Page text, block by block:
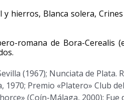
hierros, Blanca solera,
romana de Bora-Cerealis
(1967); Nunciata de
1970; Premio «Platero» Club
(Coín-Málaga, 2000);